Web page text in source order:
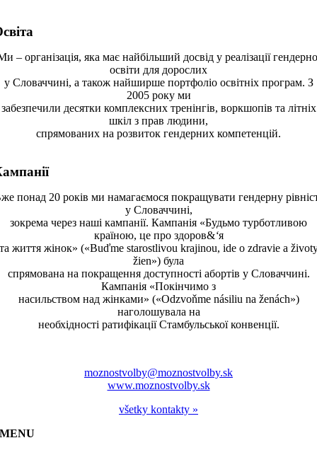
– організація, яка має найбільший досвід у реалізації
освіти для дорослих
у Словаччині, а також найширше портфоліо освітніх програм. З
2005 року ми
забезпечили десятки комплексних тренінгів, воркшопів та літніх
шкіл з прав людини,
спрямованих на розвиток гендерних компетенцій.
понад 20 років ми намагаємося покращувати гендерну
у Словаччині,
зокрема через наші кампанії. Кампанія «Будьмо турботливою
країною, це про здоров&‘я
життя жінок» («Buďme starostlivou krajinou, ide o zdravie a
žien») була
спрямована на покращення доступності абортів у Словаччині.
Кампанія «Покінчимо з
насильством над жінками» («Odzvoňme násiliu na ženách»)
наголошувала на
необхідності ратифікації Стамбульської конвенції.
moznostvolby@moznostvolby.sk
www.moznostvolby.sk
všetky kontakty »
MENU